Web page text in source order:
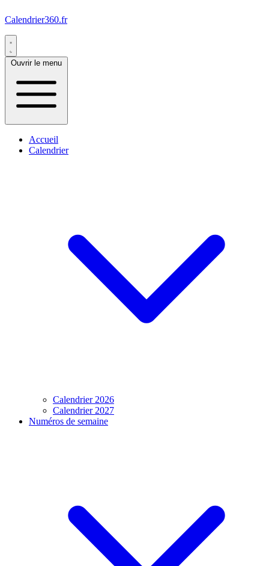
Calendrier360.fr
Ouvrir le menu
Accueil
Calendrier
Calendrier 2026
Calendrier 2027
Numéros de semaine